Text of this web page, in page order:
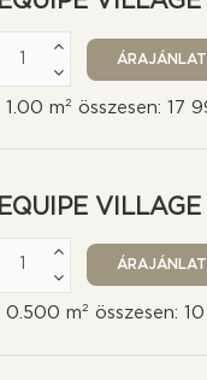
1.00 m² összesen: 17
EQUIPE
0.500 m² összesen: